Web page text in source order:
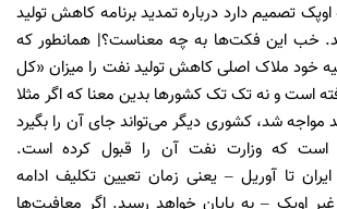
تصمیم دارد درباره تمدید برنامه کاهش تولید
خب این فکت‌ها به چه معناست؟| همانطور که
خود ملاک اصلی کاهش تولید نفت را میزان «کل
است و نه تک تک کشورها بدین معنا که اگر مثلا
شد، کشوری دیگر می‌تواند جای آن را بگیرد
است که وزارت نفت آن را قبول کرده است.
تا آوریل – یعنی زمان تعیین تکلیف ادامه